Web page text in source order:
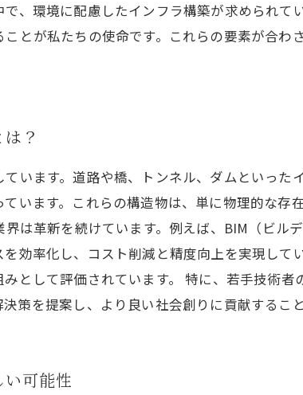
、環境に配慮したインフラ構築が求められて
とが私たちの使命です。これらの要素が合わ
？
います。道路や橋、トンネル、ダムといっ
います。これらの構造物は、単に物理的な存
は革新を続けています。例えば、BIM（ビル
効率化し、コスト削減と精度向上を実現して
として評価されています。 特に、若手技術
策を提案し、より良い社会創りに貢献するこ
可能性